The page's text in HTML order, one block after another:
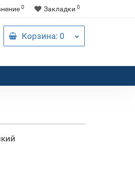
0 Закладки 0
Корзина: 0